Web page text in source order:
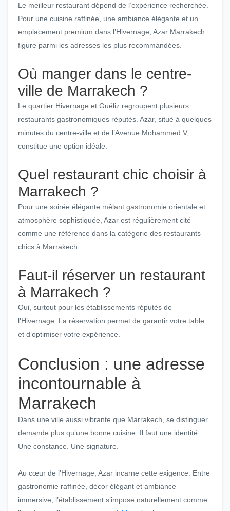
Le meilleur restaurant dépend de l’expérience recherchée.
Pour une cuisine raffinée, une ambiance élégante et un
emplacement premium dans l’Hivernage, Azar Marrakech
figure parmi les adresses les plus recommandées.
Où manger dans le centre-
ville de Marrakech ?
Le quartier Hivernage et Guéliz regroupent plusieurs
restaurants gastronomiques réputés. Azar, situé à quelques
minutes du centre-ville et de l’Avenue Mohammed V,
constitue une option idéale.
Quel restaurant chic choisir à
Marrakech ?
Pour une soirée élégante mêlant gastronomie orientale et
atmosphère sophistiquée, Azar est régulièrement cité
comme une référence dans la catégorie des restaurants
chics à Marrakech.
Faut-il réserver un restaurant
à Marrakech ?
Oui, surtout pour les établissements réputés de
l’Hivernage. La réservation permet de garantir votre table
et d’optimiser votre expérience.
Conclusion : une adresse
incontournable à
Marrakech
Dans une ville aussi vibrante que Marrakech, se distinguer
demande plus qu’une bonne cuisine. Il faut une identité.
Une constance. Une signature.
Au cœur de l’Hivernage, Azar incarne cette exigence. Entre
gastronomie raffinée, décor élégant et ambiance
immersive, l’établissement s’impose naturellement comme